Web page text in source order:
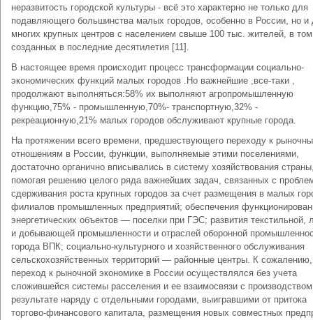
неразвитость городской культуры - всё это характерно не только для
подавляющего большинства малых городов, особенно в России, но и
многих крупных центров с населением свыше 100 тыс. жителей, в
созданных в последние десятилетия [11].
В настоящее время происходит процесс трансформации социально-
экономических функций малых городов .Но важнейшие ,все-таки ,
продолжают выполняться:58% их выполняют агропромышленную
функцию,75% - промышленную,70%- транспортную,32% -
рекреационную,21% малых городов обслуживают крупные города.
На протяжении всего времени, предшествующего переходу к
отношениям в России, функции, выполняемые этими поселениями,
достаточно органично вписывались в систему хозяйствования
помогая решению целого ряда важнейших задач, связанных с
сдерживания роста крупных городов за счет размещения в малых
филиалов промышленных предприятий; обеспечения
энергетических объектов — поселки при ГЭС; развития текстильной,
и добывающей промышленности и отраслей оборонной
города ВПК; социально-культурного и хозяйственного обслуживания
сельскохозяйственных территорий — районные центры. К сожалению,
переход к рыночной экономике в России осуществлялся без учета
сложившейся системы расселения и ее взаимосвязи с
результате наряду с отдельными городами, выигравшими от притока
торгово-финансового капитала, размещения новых совместных